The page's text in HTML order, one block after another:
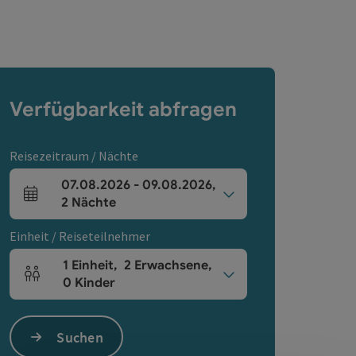
Verfügbarkeit abfragen
Reisezeitraum / Nächte
An- und Abreisefelder
07.08.2026- 09.08.2026,
2 Nächte
Einheit / Reiseteilnehmer
Einheitenanzahl und Personenfelder
1 Einheit, 2 Erwachsene,
0 Kinder
Suchen